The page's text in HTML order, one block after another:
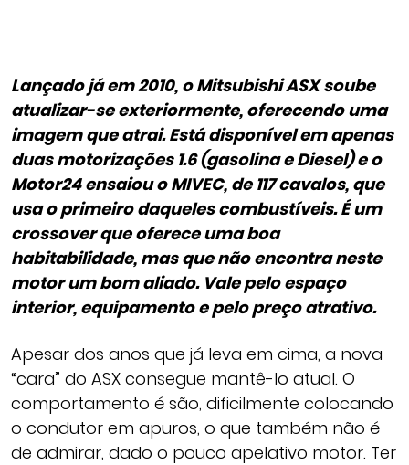
Lançado já em 2010, o Mitsubishi ASX soube
atualizar-se exteriormente, oferecendo uma
imagem que atrai. Está disponível em apenas
duas motorizações 1.6 (gasolina e Diesel) e o
Motor24 ensaiou o MIVEC, de 117 cavalos, que
usa o primeiro daqueles combustíveis. É um
crossover que oferece uma boa
habitabilidade, mas que não encontra neste
motor um bom aliado. Vale pelo espaço
interior, equipamento e pelo preço atrativo.
Apesar dos anos que já leva em cima, a nova
“cara” do ASX consegue mantê-lo atual. O
comportamento é são, dificilmente colocando
o condutor em apuros, o que também não é
de admirar, dado o pouco apelativo motor. Ter